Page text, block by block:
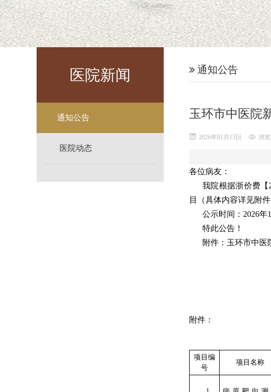
医院新闻
通知公告
医院动态
通知公告
玉环市中医院
2026年01月13日 浏览
各位病友：
我院根据浙价费【
目（具体内容详见附
公示时间： 2026年
特此公告！
附件：玉环市中医
附件：
项目编
号
项目名称